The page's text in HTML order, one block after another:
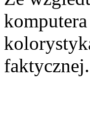
faktycznej.